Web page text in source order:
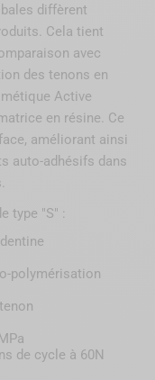
diffèrent
Cela tient
avec
des tenons en
Active
en résine. Ce
améliorant ainsi
auto-adhésifs dans
type "S" :
polymérisation
de cycle à 60N